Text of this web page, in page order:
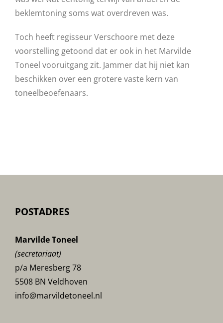
beklemtoning soms wat overdreven was.
Toch heeft regisseur Verschoore met deze
voorstelling getoond dat er ook in het Marvilde
Toneel vooruitgang zit. Jammer dat hij niet kan
beschikken over een grotere vaste kern van
toneelbeoefenaars.
POSTADRES
Marvilde Toneel
(secretariaat)
p/a Meresberg 78
5508 BN Veldhoven
info@marvildetoneel.nl